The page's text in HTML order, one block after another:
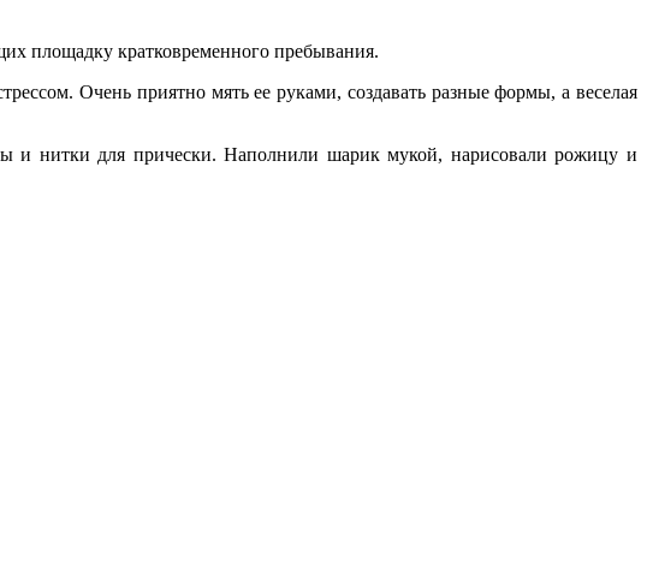
площадку кратковременного пребывания.
Очень приятно мять ее руками, создавать разные формы, а веселая
и нитки для прически. Наполнили шарик мукой, нарисовали рожицу и